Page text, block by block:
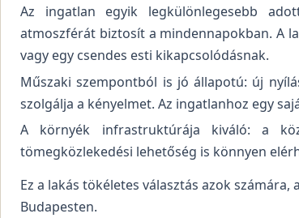
Az ingatlan egyik legkülönlegesebb
atmoszférát biztosít a mindennapokban. A
vagy egy csendes esti kikapcsolódásnak.
Műszaki szempontból is jó állapotú: új
szolgálja a kényelmet. Az ingatlanhoz egy
A környék infrastruktúrája kiváló: a
tömegközlekedési lehetőség is könnyen
Ez a lakás tökéletes választás azok
Budapesten.